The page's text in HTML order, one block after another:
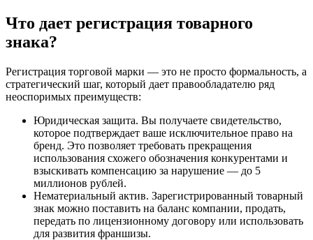
Что дает регистрация товарного
знака?
Регистрация торговой марки — это не просто формальность, а
стратегический шаг, который дает правообладателю ряд
неоспоримых преимуществ:
Юридическая защита. Вы получаете свидетельство,
которое подтверждает ваше исключительное право на
бренд. Это позволяет требовать прекращения
использования схожего обозначения конкурентами и
взыскивать компенсацию за нарушение — до 5
миллионов рублей.
Нематериальный актив. Зарегистрированный товарный
знак можно поставить на баланс компании, продать,
передать по лицензионному договору или использовать
для развития франшизы.